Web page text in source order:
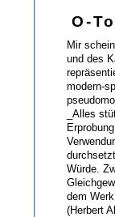
O-
Mir
und des
modern-
_Alles
Würde.
dem
(Herbert